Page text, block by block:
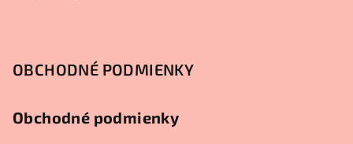
OBCHODNÉ PODMIENKY
Obchodné podmienky